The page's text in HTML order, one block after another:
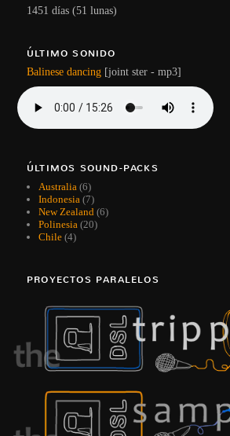
1451 días (51 lunas)
ÚLTIMO SONIDO
Balinese dancing [joint ster - mp3]
ÚLTIMOS SOUND-PACKS
Australia (6)
Indonesia (7)
New Zealand (6)
Polinesia (20)
Chile (4)
PROYECTOS PARALELOS